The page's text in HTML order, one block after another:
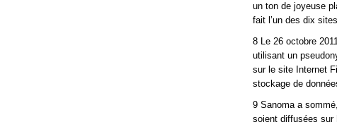
un ton de joyeuse
fait l’un des dix
8 Le 26 octobre
utilisant un
sur le site Internet
stockage de
9 Sanoma a
soient diffusées sur